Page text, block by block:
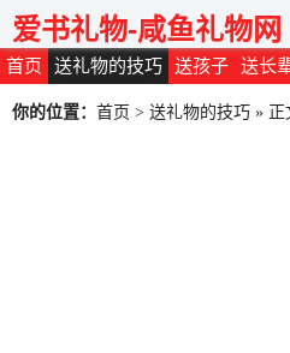
首页 送礼物的技巧 送孩子 送长
爱书礼物-咸鱼礼物网
你的位置： 首页 > 送礼物的技巧 » 正